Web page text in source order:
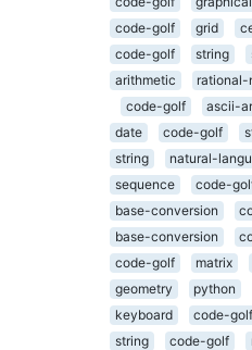
code-golf
grid
code-golf
string
arithmetic
rational-
code-golf
ascii-
date
code-golf
string
natural-
sequence
code-
base-conversion
base-conversion
code-golf
matrix
geometry
python
keyboard
code-golf
string
code-golf